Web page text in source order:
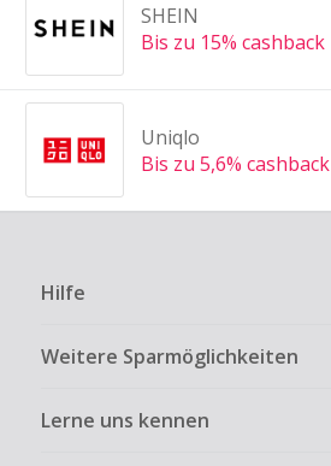
SHEIN
Bis zu 15% cashback
Uniqlo
Bis zu 5,6% cashback
Hilfe
Weitere Sparmöglichkeiten
Lerne uns kennen